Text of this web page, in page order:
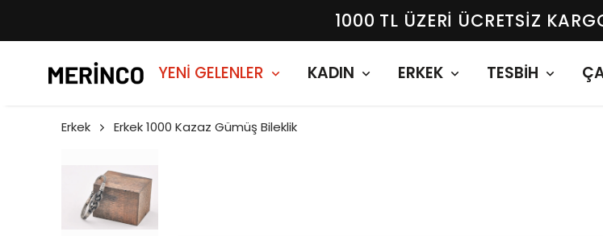
1000 TL ÜZERI ÜCRETSIZ
YENİ GELENLER KADIN ERKEK TESBİH
Erkek Erkek 1000 Kazaz Gümüş Bileklik